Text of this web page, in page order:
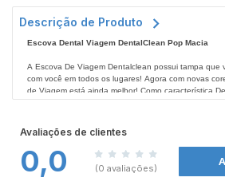
Descrição de Produto
Escova Dental Viagem DentalClean Pop Macia
A Escova De Viagem Dentalclean possui tampa que
com você em todos os lugares! Agora com novas
de Viagem está ainda melhor! Como característica
arredondadas, cuidadosamente polidas, para
Avaliações de clientes
0,0 (0 avaliações)